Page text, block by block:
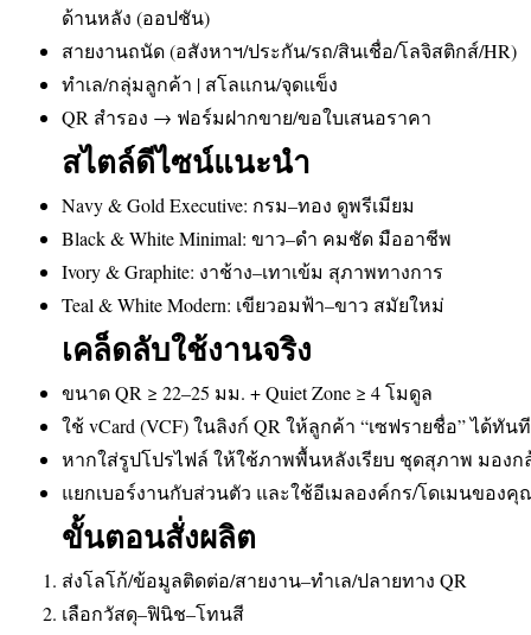
ด้านหลัง (ออปชัน)
สายงานถนัด (อสังหาฯ/ประกัน/รถ/สินเชื่อ/โลจิสติกส์/HR)
ทำเล/กลุ่มลูกค้า | สโลแกน/จุดแข็ง
QR สำรอง → ฟอร์มฝากขาย/ขอใบเสนอราคา
สไตล์ดีไซน์แนะนำ
Navy & Gold Executive: กรม–ทอง ดูพรีเมียม
Black & White Minimal: ขาว–ดำ คมชัด มืออาชีพ
Ivory & Graphite: งาช้าง–เทาเข้ม สุภาพทางการ
Teal & White Modern: เขียวอมฟ้า–ขาว สมัยใหม่
เคล็ดลับใช้งานจริง
ขนาด QR ≥ 22–25 มม. + Quiet Zone ≥ 4 โมดูล
ใช้ vCard (VCF) ในลิงก์ QR ให้ลูกค้า “เซฟรายชื่อ” ได้ทันที
หากใส่รูปโปรไฟล์ ให้ใช้ภาพพื้นหลังเรียบ ชุดสุภาพ มองก
แยกเบอร์งานกับส่วนตัว และใช้อีเมลองค์กร/โดเมนของคุ
ขั้นตอนสั่งผลิต
ส่งโลโก้/ข้อมูลติดต่อ/สายงาน–ทำเล/ปลายทาง QR
เลือกวัสดุ–ฟินิช–โทนสี